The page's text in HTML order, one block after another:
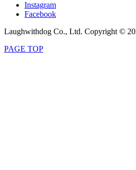
Instagram
Facebook
Laughwithdog Co., Ltd. Copyright ©
PAGE TOP